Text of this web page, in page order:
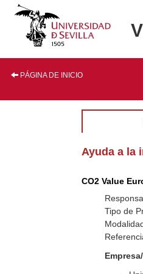
PÁGINA DE INICIO
Ayuda a la
CO2 Value
Tipo de